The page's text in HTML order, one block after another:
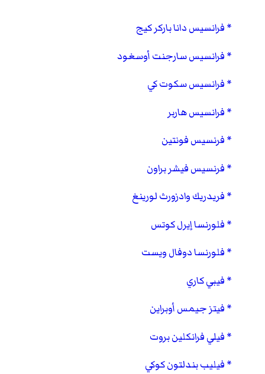
فرانسيس دانا باركر كيج
فرانسيس سارجنت أوسغود
فرانسيس سكوت كي
فرانسيس هاربر
فرنسيس فونتين
فرنسيس فيشر براون
فريدريك وادزورث لورينغ
فلورنسا إيرل كوتس
فلورنسا دوفال ويست
فيبي كاري
فيتز جيمس أوبراين
فيلي فرانكلين بروت
فيليب بندلتون كوكي